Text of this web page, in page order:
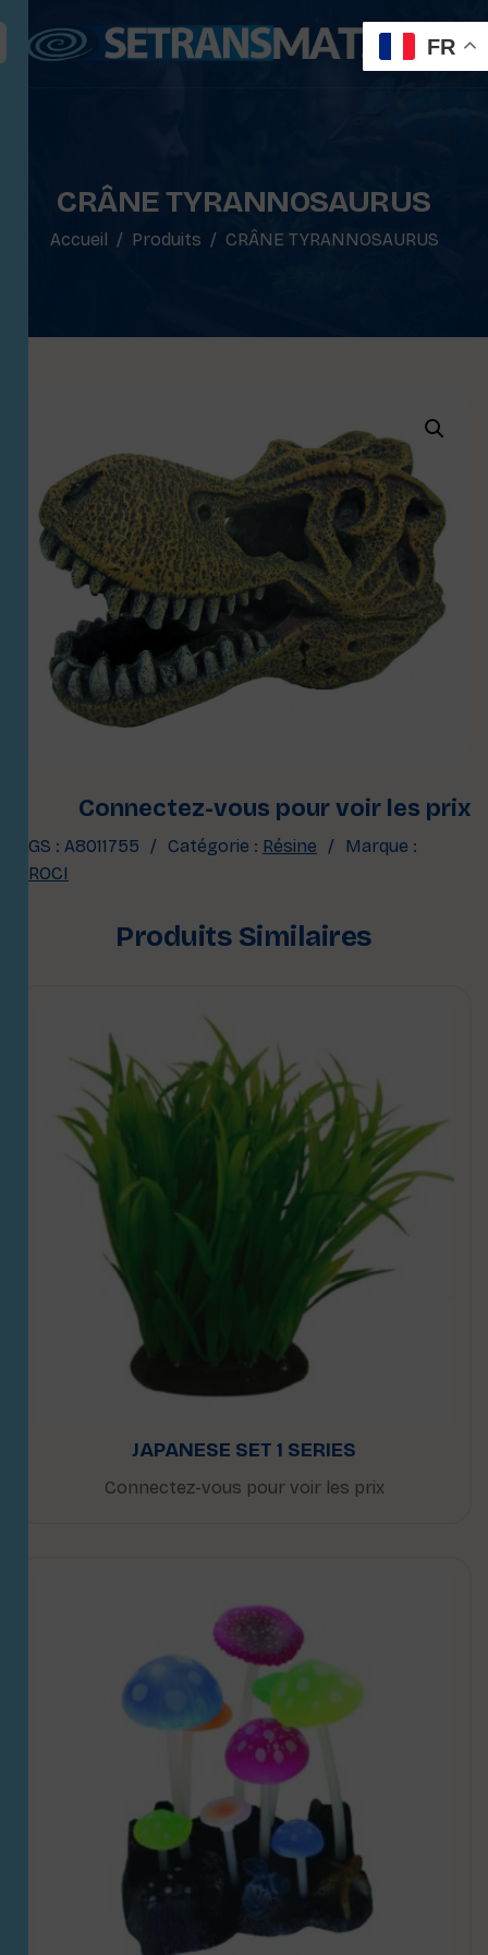
CRÂNE TYRANNOSAURUS
Accueil Produits CRÂNE TYRANNOSAURUS
Connectez-vous pour voir les prix
UGS : A8011755 Catégorie : Résine
Marque :
CROCI
Produits Similaires
JAPANESE SET 1 SERIES
Connectez-vous pour voir les prix
FR